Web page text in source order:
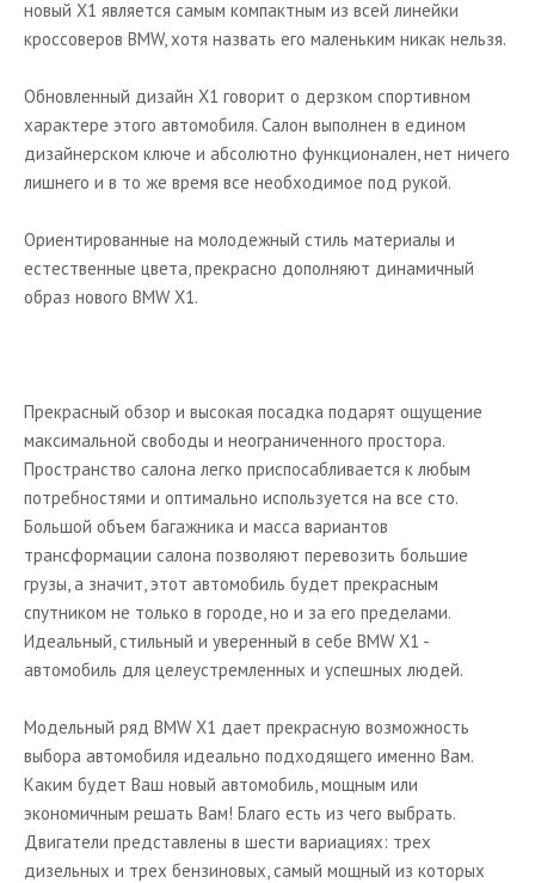
новый X1 является самым компактным из всей линейки
кроссоверов BMW, хотя назвать его маленьким никак нельзя.
Обновленный дизайн X1 говорит о дерзком спортивном
характере этого автомобиля. Салон выполнен в едином
дизайнерском ключе и абсолютно функционален, нет ничего
лишнего и в то же время все необходимое под рукой.
Ориентированные на молодежный стиль материалы и
естественные цвета, прекрасно дополняют динамичный
образ нового BMW X1.
Прекрасный обзор и высокая посадка подарят ощущение
максимальной свободы и неограниченного простора.
Пространство салона легко приспосабливается к любым
потребностями и оптимально используется на все сто.
Большой объем багажника и масса вариантов
трансформации салона позволяют перевозить большие
грузы, а значит, этот автомобиль будет прекрасным
спутником не только в городе, но и за его пределами.
Идеальный, стильный и уверенный в себе BMW X1 -
автомобиль для целеустремленных и успешных людей.
Модельный ряд BMW X1 дает прекрасную возможность
выбора автомобиля идеально подходящего именно Вам.
Каким будет Ваш новый автомобиль, мощным или
экономичным решать Вам! Благо есть из чего выбрать.
Двигатели представлены в шести вариациях: трех
дизельных и трех бензиновых, самый мощный из которых